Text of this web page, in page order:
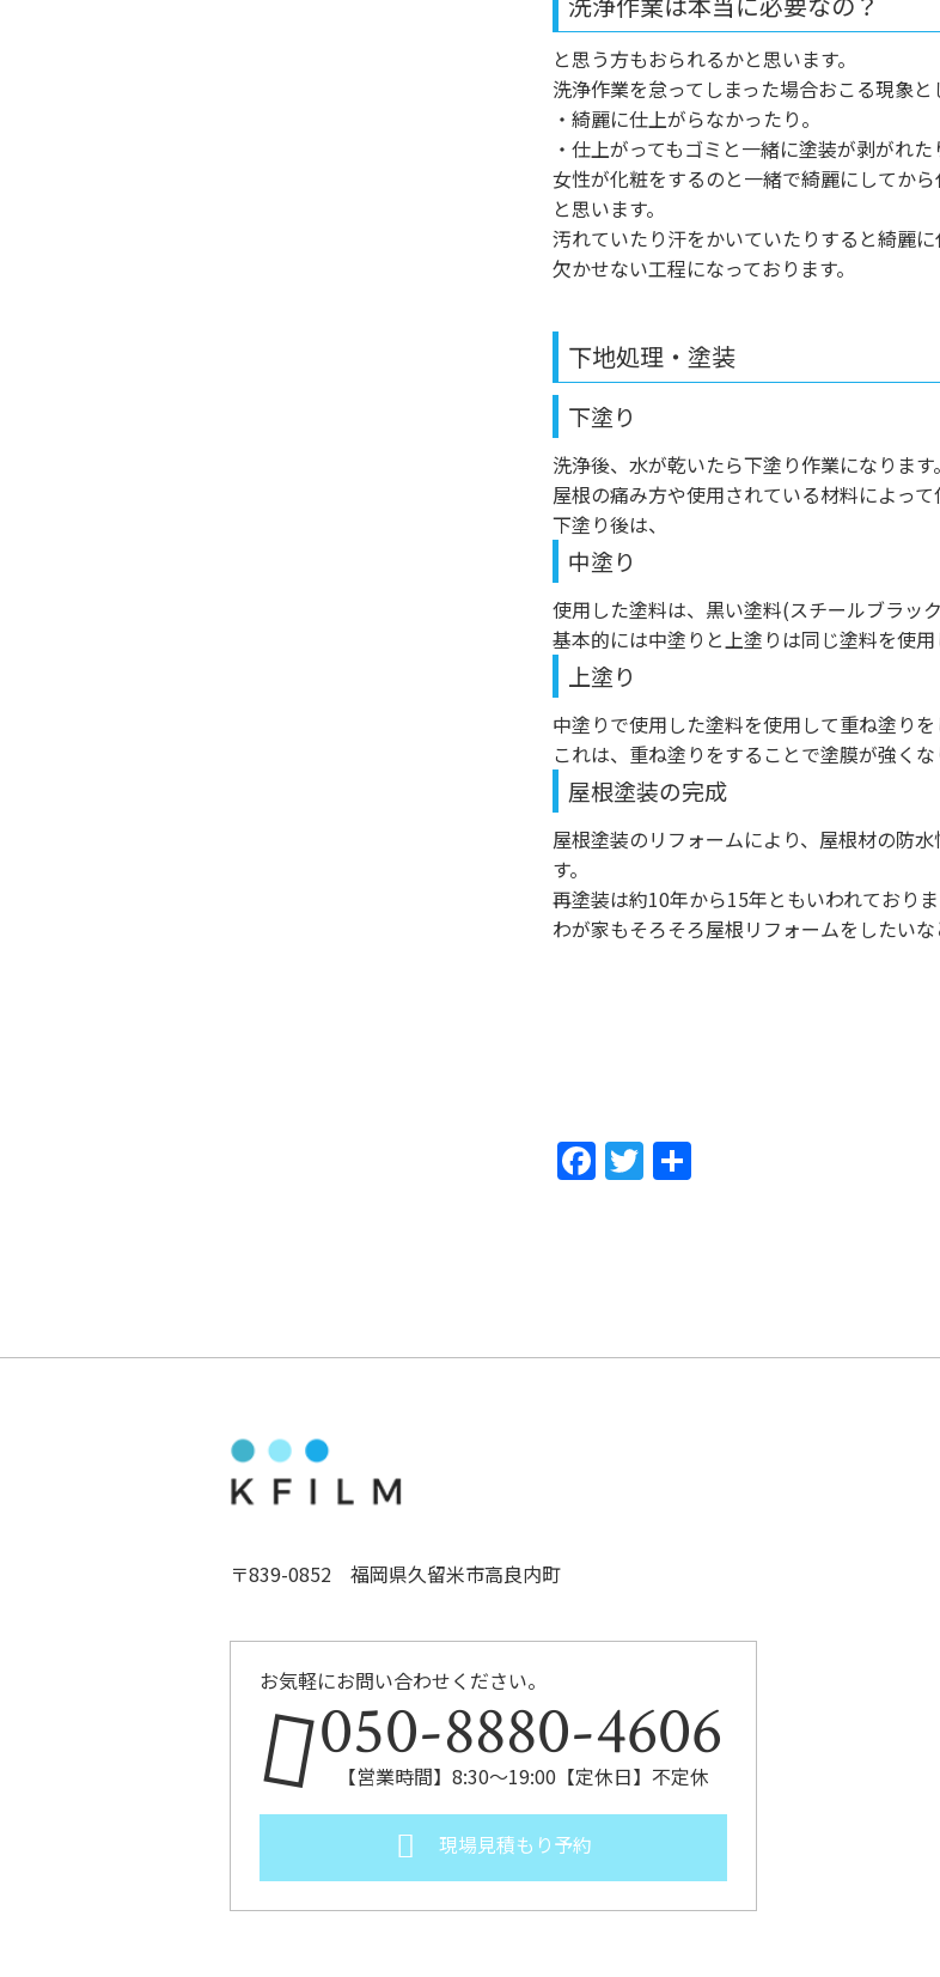
と思う方もおられるかと思います。
洗浄作業を怠ってしまった場合おこる現象と
・綺麗に仕上がらなかったり。
・仕上がってもゴミと一緒に塗装が剥がれた
女性が化粧をするのと一緒で綺麗にしてか
と思います。
汚れていたり汗をかいていたりすると綺麗に
欠かせない工程になっております。
下地処理・塗装
下塗り
洗浄後、水が乾いたら下塗り作業になります。
屋根の痛み方や使用されている材料によって
下塗り後は、
中塗り
使用した塗料は、黒い塗料(スチールブラッ
基本的には中塗りと上塗りは同じ塗料を使用
上塗り
中塗りで使用した塗料を使用して重ね塗りを
これは、重ね塗りをすることで塗膜が強く
屋根塗装の完成
屋根塗装のリフォームにより、屋根材の防
す。
再塗装は約10年から15年ともいわれておりま
わが家もそろそろ屋根リフォームをしたい
F
o
T
〒839-0852 福岡県久留米市高良内町
お気軽にお問い合わせください。
050-8880-4606
【営業時間】8:30～19:00【定休日】不定休
現場見積もり予約